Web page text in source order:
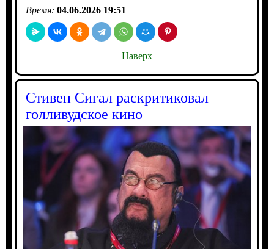
Время: 04.06.2026 19:51
Наверх
Стивен Сигал раскритиковал
голливудское кино